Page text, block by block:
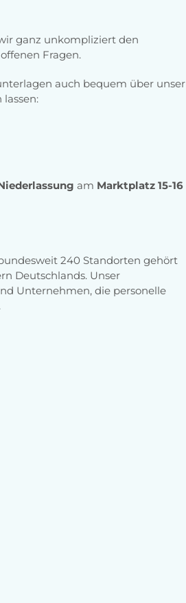
ganz unkompliziert den
Fragen.
auch bequem über unser
am Marktplatz 15-16
240 Standorten gehört
Deutschlands. Unser
Unternehmen, die personelle